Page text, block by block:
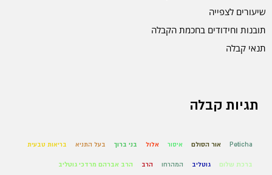
שיעורים לצפייה
תובנות וחידודים בחכמת הקבלה
תנאי קבלה
תגיות קבלה
Peticha אור הסולם איסור אלול בני ברוך בעל התניא בריאות טבעית
ברכת שלום גוטליב המהרחו הרב הרב אברהם מרדכי גוטליב